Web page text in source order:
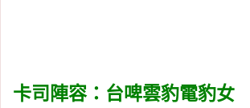
卡司陣容：台啤雲豹電豹女